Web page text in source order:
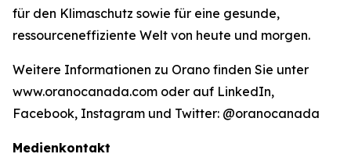
für den Klimaschutz sowie für eine gesunde,
ressourceneffiziente Welt von heute und morgen.
Weitere Informationen zu Orano finden Sie unter
www.oranocanada.com oder auf LinkedIn,
Facebook, Instagram und Twitter: @oranocanada
Medienkontakt